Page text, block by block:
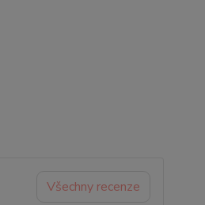
Všechny recenze